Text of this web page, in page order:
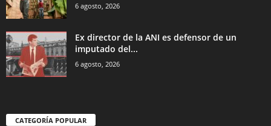
6 agosto, 2026
Ex director de la ANI es defensor de un
imputado del...
6 agosto, 2026
CATEGORÍA POPULAR